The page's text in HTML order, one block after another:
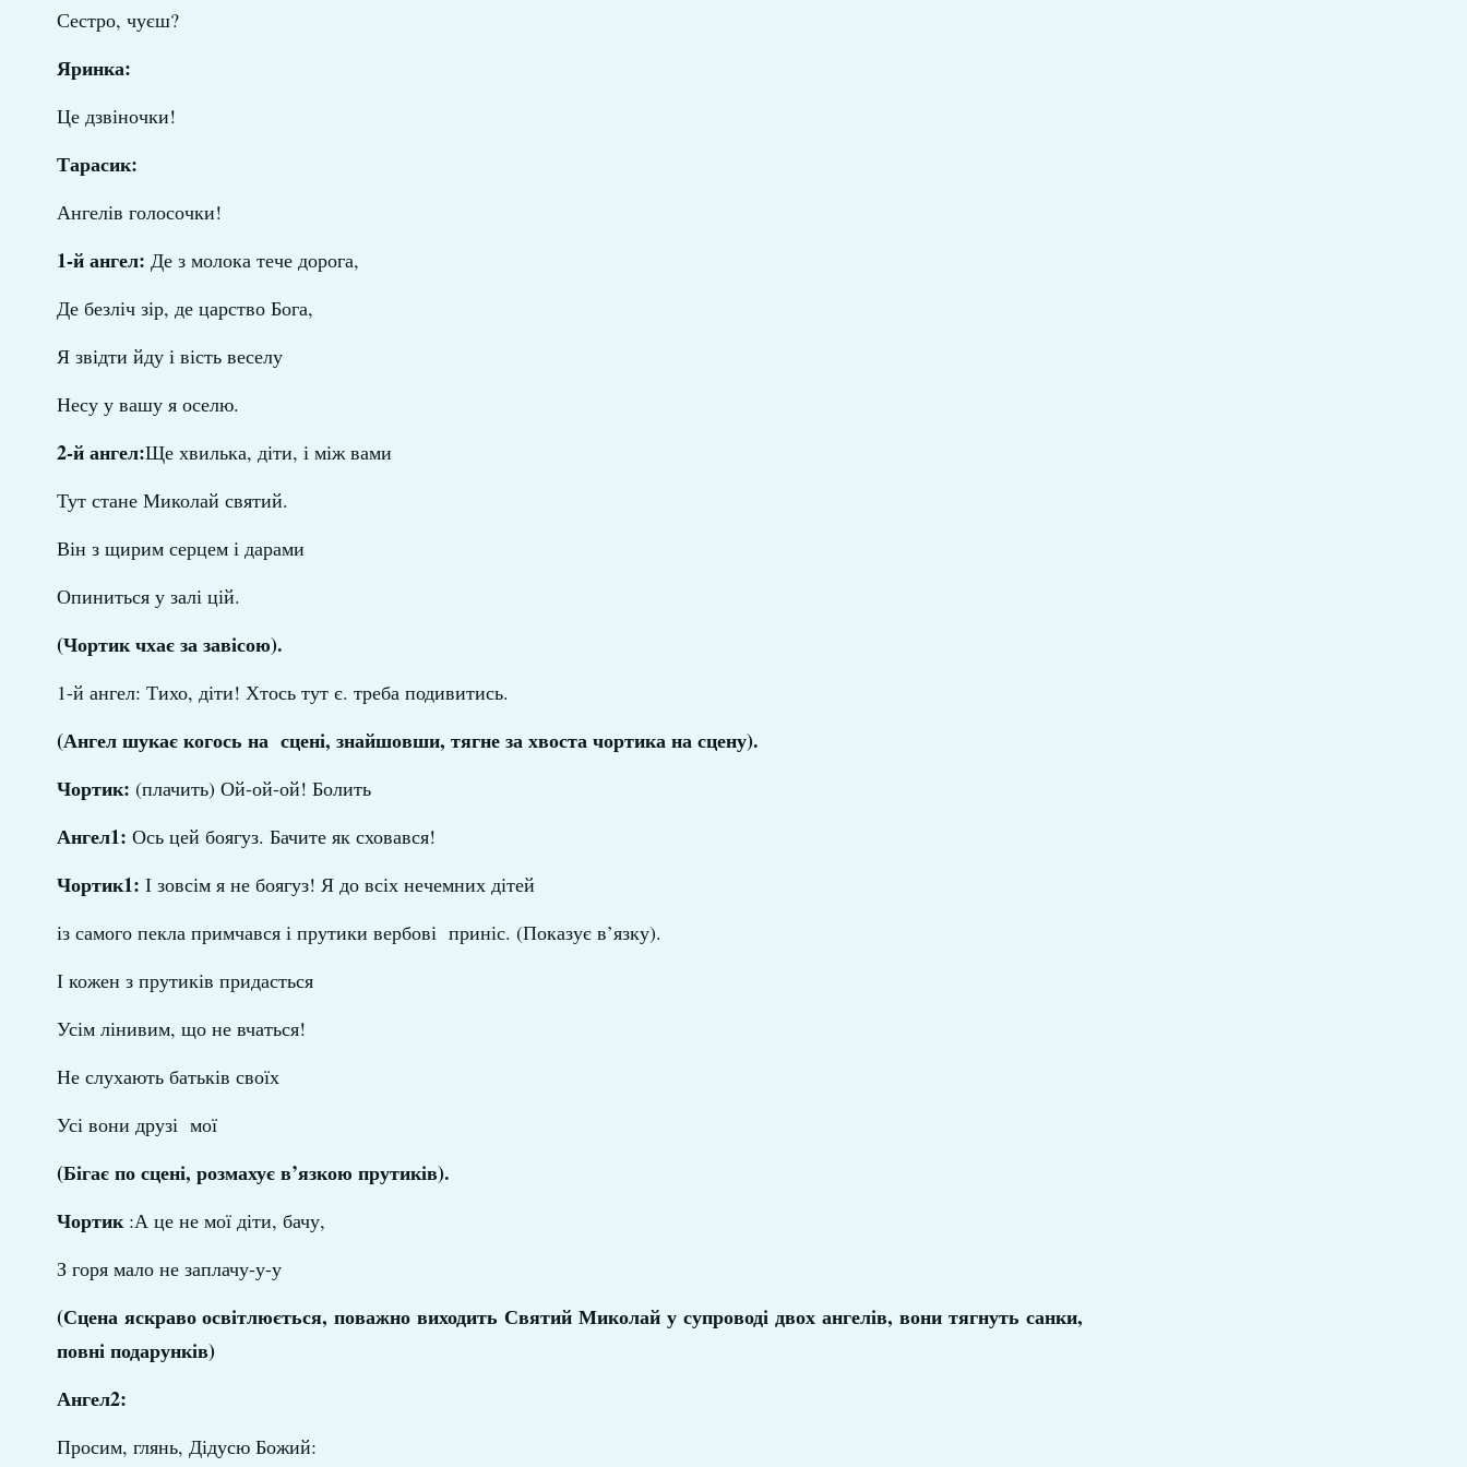
Сестро, чуєш?
Яринка:
Це дзвіночки!
Тарасик:
Ангелів голосочки!
1-й ангел: Де з молока тече дорога,
Де безліч зір, де царство Бога,
Я звідти йду і вість веселу
Несу у вашу я оселю.
2-й ангел:Ще хвилька, діти, і між вами
Тут стане Миколай святий.
Він з щирим серцем і дарами
Опиниться у залі цій.
(Чортик чхає за завісою).
1-й ангел: Тихо, діти! Хтось тут є. треба подивитись.
(Ангел шукає когось на сцені, знайшовши, тягне за хвоста чортика на сцену).
Чортик: (плачить) Ой-ой-ой! Болить
Ангел1: Ось цей боягуз. Бачите як сховався!
Чортик1: І зовсім я не боягуз! Я до всіх нечемних дітей
із самого пекла примчався і прутики вербові приніс. (Показує в’язку).
І кожен з прутиків придасться
Усім лінивим, що не вчаться!
Не слухають батьків своїх
Усі вони друзі мої
(Бігає по сцені, розмахує в’язкою прутиків).
Чортик :А це не мої діти, бачу,
З горя мало не заплачу-у-у
(Сцена яскраво освітлюється, поважно виходить Святий Миколай у супроводі двох ангелів, вони тягнуть санки,
повні подарунків)
Ангел2:
Просим, глянь, Дідусю Божий: